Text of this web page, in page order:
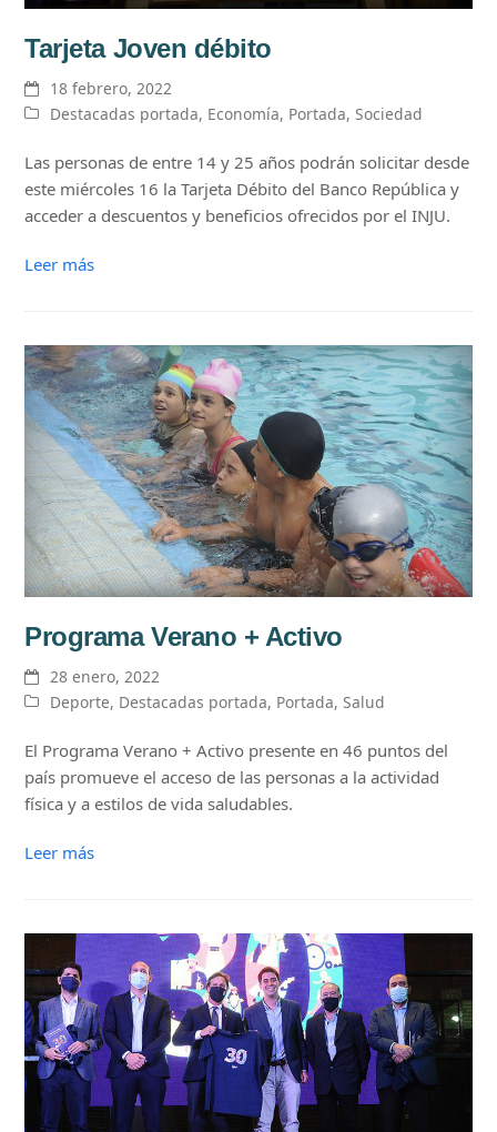
Tarjeta Joven débito
18 febrero, 2022
Destacadas portada, Economía, Portada, Sociedad
Las personas de entre 14 y 25 años podrán solicitar desde
este miércoles 16 la Tarjeta Débito del Banco República y
acceder a descuentos y beneficios ofrecidos por el INJU.
Leer más
Programa Verano + Activo
28 enero, 2022
Deporte, Destacadas portada, Portada, Salud
El Programa Verano + Activo presente en 46 puntos del
país promueve el acceso de las personas a la actividad
física y a estilos de vida saludables.
Leer más